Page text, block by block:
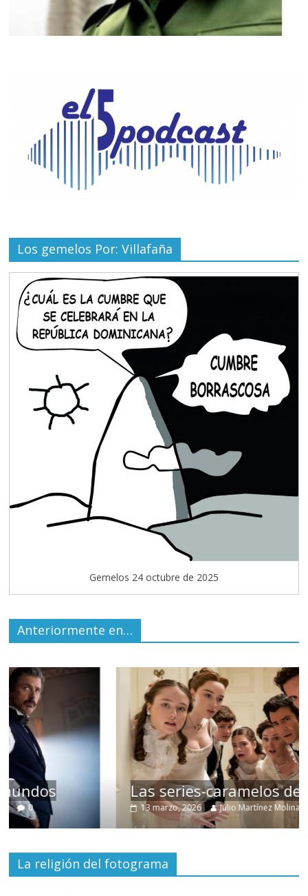
Los gemelos Por: Villafaña
Gemelos 24 octubre de 2025
Anteriormente en…
Las series-caramelos de Shondaland
13 marzo, 2026 Julio Martínez Molina 0
La religión del fotograma